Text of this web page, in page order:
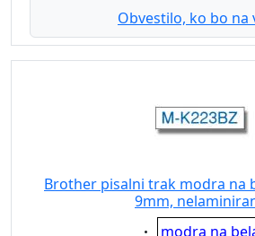
Obvestilo, ko bo na
Brother pisalni trak modra na
9mm,
Eigenschaft:
modra na